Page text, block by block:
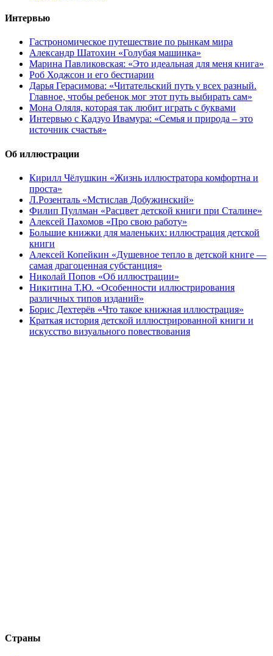
Интервью
Гастрономическое путешествие по рынкам мира
Александр Шатохин «Голубая машинка»
Марина Павликовская: «Это идеальная для меня книга»
Роб Ходжсон и его бестиарии
Дарья Герасимова: «Читательский путь у всех разный.
Главное, чтобы ребенок мог этот путь выбирать сам»
Мона Оляля, которая так любит играть с буквами
Интервью с Кадзуо Ивамура: «Семья и природа – это
источник счастья»
Об иллюстрации
Кирилл Чёлушкин «Жизнь иллюстратора комфортна и
проста»
Л.Розенталь «Мстислав Добужинский»
Филип Пуллман «Расцвет детской книги при Сталине»
Алексей Пахомов «Про свою работу»
Большие книжки для маленьких: иллюстрация детской
книги
Алексей Копейкин «Душевное тепло в детской книге —
самая драгоценная субстанция»
Николай Попов «Об иллюстрации»
Никитина Т.Ю. «Особенности иллюстрирования
различных типов изданий»
Борис Дехтерёв «Что такое книжная иллюстрация»
Краткая история детской иллюстрированной книги и
искусство визуального повествования
Страны